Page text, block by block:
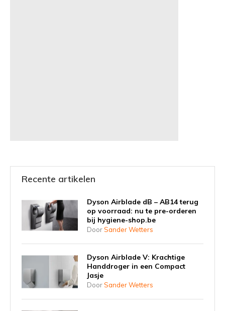
Recente artikelen
Dyson Airblade dB – AB14 terug
op voorraad: nu te pre-orderen
bij hygiene-shop.be
DoorSander Wetters
Dyson Airblade V: Krachtige
Handdroger in een Compact
Jasje
DoorSander Wetters